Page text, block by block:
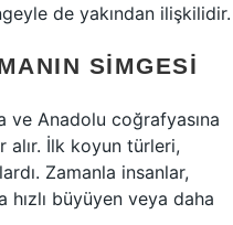
de yakından ilişkilidir.
SIMGESI
ve Anadolu coğrafyasına
alır. İlk koyun türleri,
Zamanla insanlar,
büyüyen veya daha